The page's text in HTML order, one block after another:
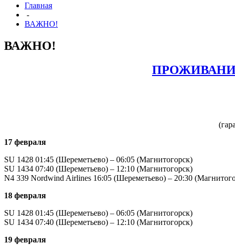
Главная
-
ВАЖНО!
ВАЖНО!
17 февраля
SU 1428 01:45 (Шереметьево) – 06:05 (Магнитогорск)
SU 1434 07:40 (Шереметьево) – 12:10 (Магнитогорск)
N4 339 Nordwind Airlines 16:05 (Шереметьево) – 20:30
18 февраля
SU 1428 01:45 (Шереметьево) – 06:05 (Магнитогорск)
SU 1434 07:40 (Шереметьево) – 12:10 (Магнитогорск)
19 февраля